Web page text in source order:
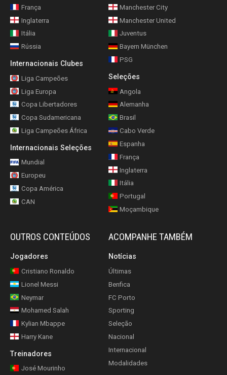
França
Inglaterra
Itália
Rússia
Internacionais Clubes
Liga Campeões
Liga Europa
Copa Libertadores
Copa Sudamericana
Liga Campeões África
Internacionais Seleções
Mundial
Europeu
Copa América
CAN
Manchester City
Manchester United
Juventus
Bayern München
PSG
Seleções
Angola
Alemanha
Brasil
Cabo Verde
Espanha
França
Inglaterra
Itália
Portugal
Moçambique
OUTROS CONTEÚDOS
Jogadores
Cristiano Ronaldo
Lionel Messi
Neymar
Mohamed Salah
Kylian Mbappe
Harry Kane
Treinadores
José Mourinho
ACOMPANHE TAMBÉM
Notícias
Últimas
Benfica
FC Porto
Sporting
Seleção
Nacional
Internacional
Modalidades